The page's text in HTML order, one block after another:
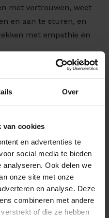
Over
van cookies
en advertenties te
social media te bieden
Ook delen we
onze site met onze
en analyse. Deze
combineren met andere
of die ze hebben
met vertrouwen, weet
en aan te sturen, en
met empathie én
de meest boeiende
een aantrekkelijk loon-
op jouw
plus
voordelen: